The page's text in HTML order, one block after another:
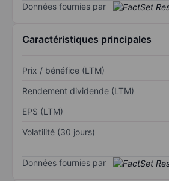
Données fournies par
Caractéristiques principales
Prix / bénéfice (LTM)
Rendement dividende (LTM)
EPS (LTM)
Volatilité (30 jours)
Données fournies par